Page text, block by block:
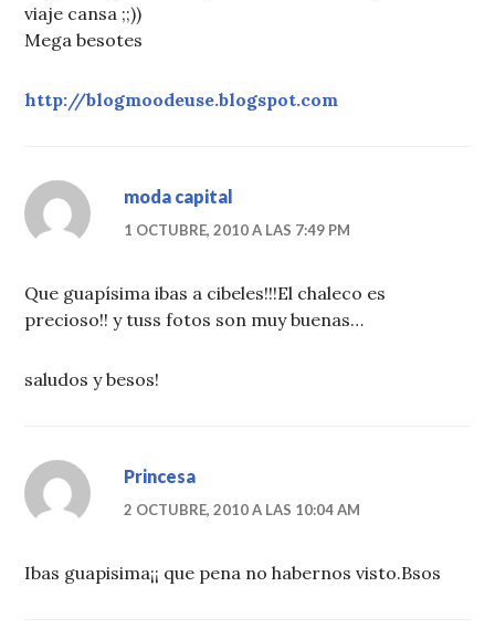
viaje cansa ;;))
Mega besotes
http://blogmoodeuse.blogspot.com
moda capital
1 OCTUBRE, 2010 A LAS 7:49 PM
Que guapísima ibas a cibeles!!!El chaleco es
precioso!! y tuss fotos son muy buenas…
saludos y besos!
Princesa
2 OCTUBRE, 2010 A LAS 10:04 AM
Ibas guapisima¡¡ que pena no habernos visto.Bsos